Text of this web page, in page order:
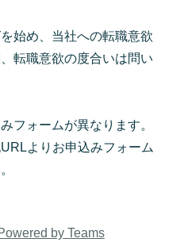
始め、当社への転職意欲
転職意欲の度合いは問い
フォームが異なります。
よりお申込みフォーム
by Teams